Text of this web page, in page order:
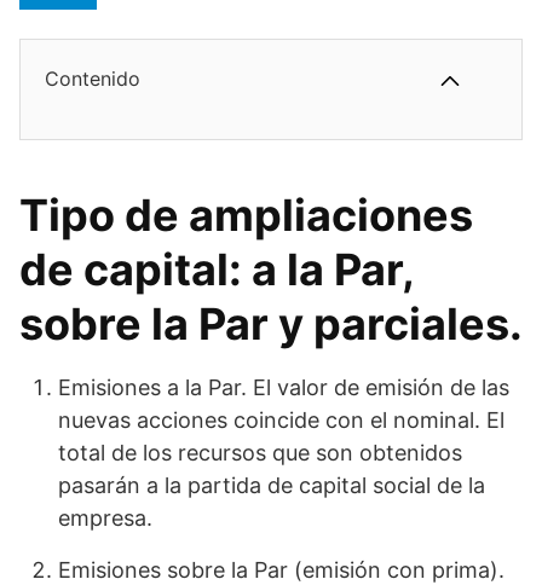
Contenido
Tipo de ampliaciones
de capital: a la Par,
sobre la Par y parciales.
Emisiones a la Par. El valor de emisión de las
nuevas acciones coincide con el nominal. El
total de los recursos que son obtenidos
pasarán a la partida de capital social de la
empresa.
Emisiones sobre la Par (emisión con prima).